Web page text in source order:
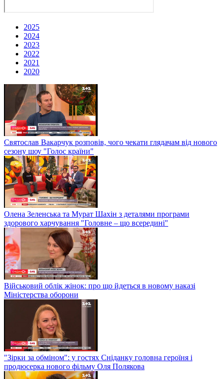
2025
2024
2023
2022
2021
2020
Святослав Вакарчук розповів, чого чекати глядачам від нового
сезону шоу "Голос країни"
Олена Зеленська та Мурат Шахін з деталями програми
здорового харчування "Головне – що всередині"
Військовий облік жінок: про що йдеться в новому наказі
Міністерства оборони
"Зірки за обміном": у гостях Сніданку головна героїня і
продюсерка нового фільму Оля Полякова